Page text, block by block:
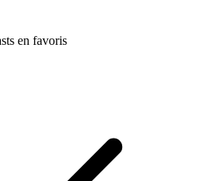
en favoris